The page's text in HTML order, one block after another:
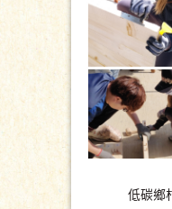
低碳鄉